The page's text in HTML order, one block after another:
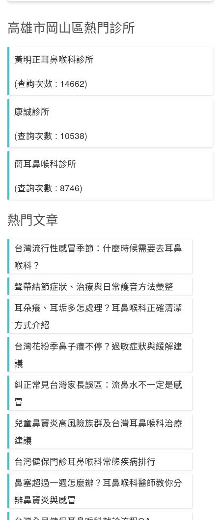
高雄市岡山區熱門診所
黃明正耳鼻喉科診所
(查詢次數 : 14662)
康誠診所
(查詢次數 : 10538)
簡耳鼻喉科診所
(查詢次數 : 8746)
熱門文章
台灣流行性感冒季節：什麼時候需要去耳鼻
喉科？
聲帶結節症狀、治療與日常護音方法彙整
耳朵癢、耳垢多怎處理？耳鼻喉科正確清潔
方式介紹
台灣花粉季鼻子癢不停？過敏症狀與緩解建
議
糾正常見台灣家長誤區：流鼻水不一定是感
冒
兒童鼻竇炎高風險族群及台灣耳鼻喉科治療
建議
台灣健保門診耳鼻喉科常態疾病排行
鼻塞超過一週怎麼辦？耳鼻喉科醫師教你分
辨鼻竇炎與感冒